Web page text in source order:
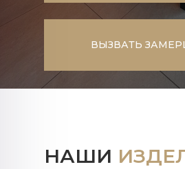
ВЫЗВАТЬ
НАШИ